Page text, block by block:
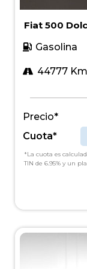
Fiat 500
Gasolina
44777 Km
Precio*
Cuota*
*La cuota es
TIN de 6.95% y un